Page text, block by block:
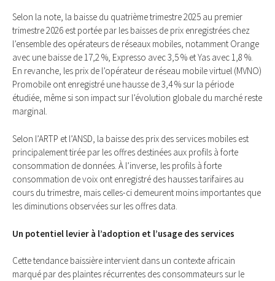
Selon la note, la baisse du quatrième trimestre 2025 au premier
trimestre 2026 est portée par les baisses de prix enregistrées chez
l’ensemble des opérateurs de réseaux mobiles, notamment Orange
avec une baisse de 17,2 %, Expresso avec 3,5 % et Yas avec 1,8 %.
En revanche, les prix de l’opérateur de réseau mobile virtuel (MVNO)
Promobile ont enregistré une hausse de 3,4 % sur la période
étudiée, même si son impact sur l’évolution globale du marché reste
marginal.
Selon l’ARTP et l’ANSD, la baisse des prix des services mobiles est
principalement tirée par les offres destinées aux profils à forte
consommation de données. À l’inverse, les profils à forte
consommation de voix ont enregistré des hausses tarifaires au
cours du trimestre, mais celles-ci demeurent moins importantes que
les diminutions observées sur les offres data.
Un potentiel levier à l’adoption et l’usage des services
Cette tendance baissière intervient dans un contexte africain
marqué par des plaintes récurrentes des consommateurs sur le